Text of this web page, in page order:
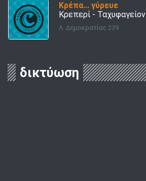
Κρέπα... γύρευε
Κρεπερί - Ταχυφαγείον
Λ. Δημοκρατίας 239
δικτύωση